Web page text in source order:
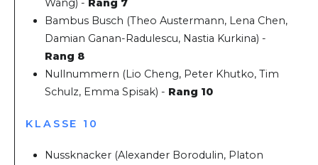
Wang) - Rang 7
Bambus Busch (Theo Austermann, Lena Chen,
Damian Ganan-Radulescu, Nastia Kurkina) -
Rang 8
Nullnummern (Lio Cheng, Peter Khutko, Tim
Schulz, Emma Spisak) - Rang 10
KLASSE 10
Nussknacker (Alexander Borodulin, Platon